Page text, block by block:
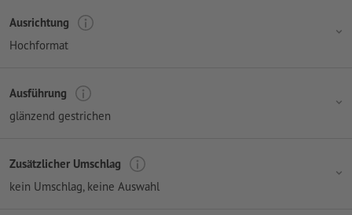
Ausrichtung
Hochformat
Ausführung
glänzend gestrichen
Zusätzlicher Umschlag
kein Umschlag, keine Auswahl